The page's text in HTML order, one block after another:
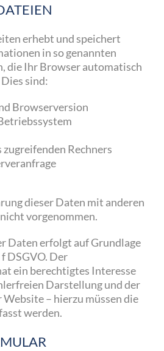
erhebt und speichert
in so genannten
die Ihr Browser automatisch
sind:
Browserversion
zugreifenden Rechners
dieser Daten mit anderen
vorgenommen.
Daten erfolgt auf Grundlage
DSGVO. Der
ein berechtigtes Interesse
Darstellung und der
– hierzu müssen die
werden.